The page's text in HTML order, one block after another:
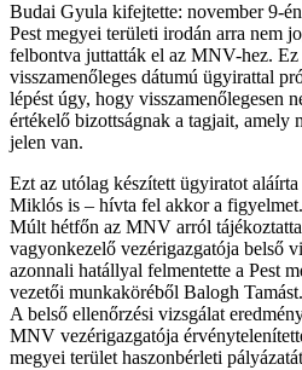
Budai Gyula kifejtette: november 9-
Pest megyei területi irodán arra nem
felbontva juttatták el az MNV-hez.
visszamenőleges dátumú ügyirattal
lépést úgy, hogy visszamenőlegesen
értékelő bizottságnak a tagjait, amely
jelen van.
Ezt az utólag készített ügyiratot
Miklós is – hívta fel akkor a figyelmet.
Múlt hétfőn az MNV arról
vagyonkezelő vezérigazgatója belső
azonnali hatállyal felmentette a Pest
vezetői munkaköréből Balogh Tamást.
A belső ellenőrzési vizsgálat
MNV vezérigazgatója
megyei terület haszonbérleti